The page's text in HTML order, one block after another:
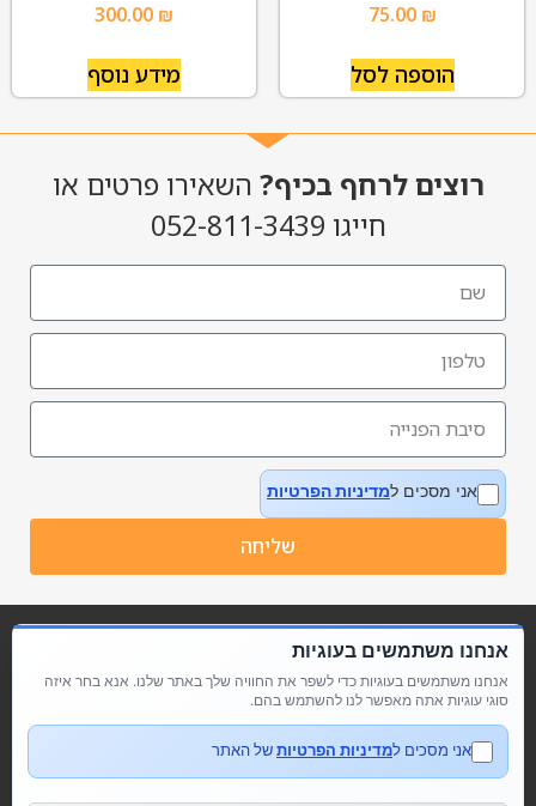
75.00 ₪
הוספה לסל
300.00 ₪
מידע נוסף
רוצים לרחף בכיף? השאירו פרטים או
חייגו 052-811-3439
אני מסכים למדיניות הפרטיות
שליחה
אנחנו משתמשים בעוגיות
אנחנו משתמשים בעוגיות כדי לשפר את החוויה שלך באתר שלנו. אנא בחר איזה
סוגי עוגיות אתה מאפשר לנו להשתמש בהם.
אני מסכים למדיניות הפרטיותשל האתר